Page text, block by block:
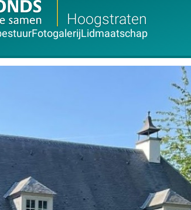
Hoogstraten
FotogalerijLidmaatschap